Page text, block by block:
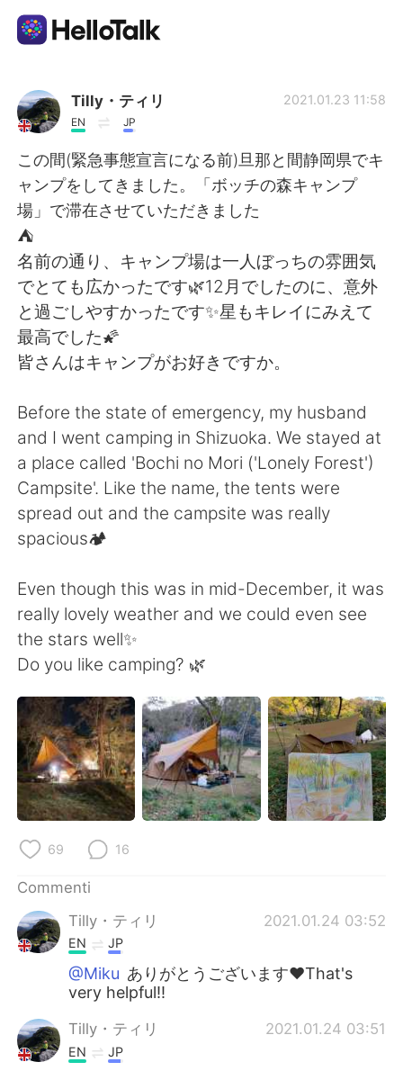
App di scambio linguistico
AI Grammar Checker
Italiano
English 简体中文
繁體中文 Español
العربية Français
Deutsch 日本語
한국어 Русский
ไทย Indonesia
Türkçe
Português
Tilly・ティリ
EN JP
2021.01.23 11:58
この間(緊急事態宣言になる前)旦那と間静岡県でキ
ャンプをしてきました。「ボッチの森キャンプ
場」で滞在させていただきました
⛺
名前の通り、キャンプ場は一人ぼっちの雰囲気
でとても広かったです🌿12月でしたのに、意外
と過ごしやすかったです✨星もキレイにみえて
最高でした🌠
皆さんはキャンプがお好きですか。
Before the state of emergency, my husband
and I went camping in Shizuoka. We stayed at
a place called 'Bochi no Mori ('Lonely Forest')
Campsite'. Like the name, the tents were
spread out and the campsite was really
spacious🏕️
Even though this was in mid-December, it was
really lovely weather and we could even see
the stars well✨
Do you like camping? 🌿
69 16
Commenti
Tilly・ティリ
2021.01.24 03:52
EN JP
@Miku ありがとうございます❤️That's
very helpful‼️
Tilly・ティリ 2021.01.24 03:51
EN JP